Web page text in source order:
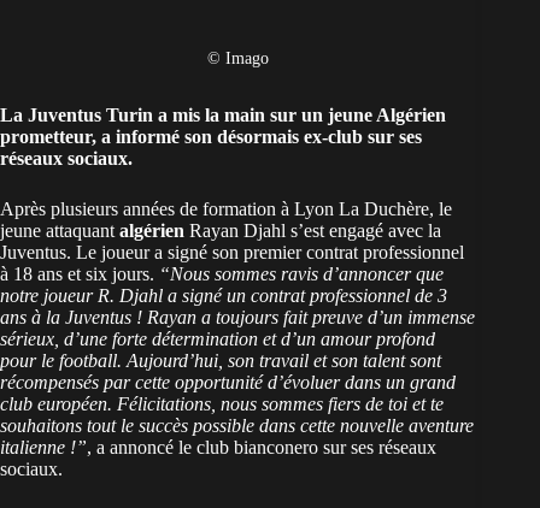
© Imago
La Juventus Turin a mis la main sur un jeune Algérien
prometteur, a informé son désormais ex-club sur ses
réseaux sociaux.
Après plusieurs années de formation à Lyon La Duchère, le
jeune attaquant algérien Rayan Djahl s’est engagé avec la
Juventus. Le joueur a signé son premier contrat professionnel
à 18 ans et six jours. “Nous sommes ravis d’annoncer que
notre joueur R. Djahl a signé un contrat professionnel de 3
ans à la Juventus ! Rayan a toujours fait preuve d’un immense
sérieux, d’une forte détermination et d’un amour profond
pour le football. Aujourd’hui, son travail et son talent sont
récompensés par cette opportunité d’évoluer dans un grand
club européen. Félicitations, nous sommes fiers de toi et te
souhaitons tout le succès possible dans cette nouvelle aventure
italienne !”, a annoncé le club bianconero sur ses réseaux
sociaux.